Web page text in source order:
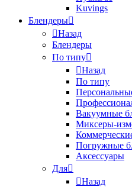
Kuvings
Блендеры
Назад
Блендеры
По типу
Назад
По типу
Вакуумные
Миксеры-
Погружные
Аксессуары
Для
Назад